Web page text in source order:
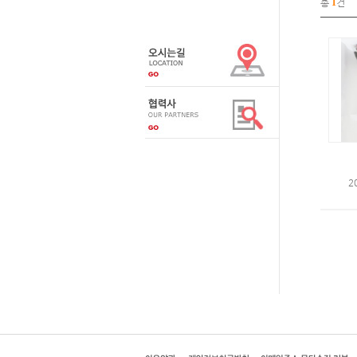
총 1건